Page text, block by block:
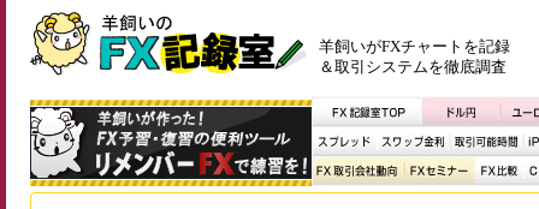
羊飼いがFXチャートを記録
＆取引システムを徹底調査